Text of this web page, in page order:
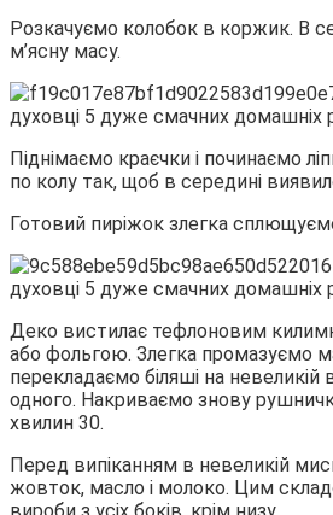
Розкачуємо колобок в коржик. В
м’ясну масу.
Піднімаємо краєчки і починаємо
по колу так, щоб в середині
Готовий пиріжок злегка
Деко вистилає тефлоновим
або фольгою. Злегка промазуємо
перекладаємо біляші на невеликій
одного. Накриваємо знову
хвилин 30.
Перед випіканням в невеликій
жовток, масло і молоко. Цим